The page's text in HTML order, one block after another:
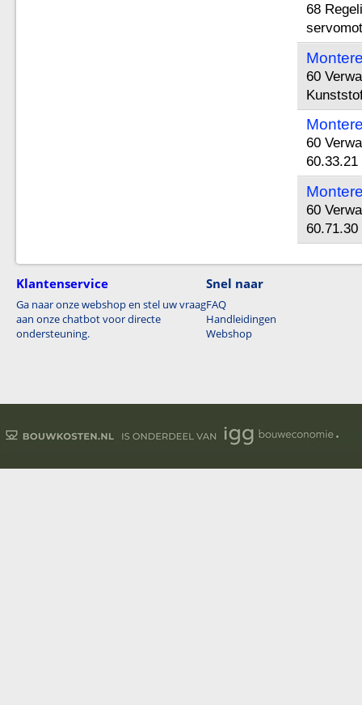
68
60
60
60
Klantenservice
Ga naar onze webshop en stel uw vraag
aan onze chatbot voor directe
ondersteuning.
Snel naar
FAQ
Handleidingen
Webshop